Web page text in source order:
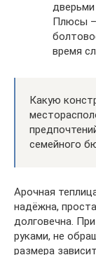
Плюсы –
время
Какую
семейного
Арочная
надёжна,
долговечна.
руками, не
размера